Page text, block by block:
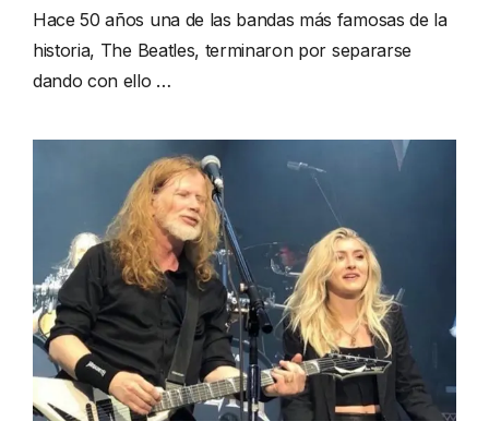
Hace 50 años una de las bandas más famosas de la
historia, The Beatles, terminaron por separarse
dando con ello …